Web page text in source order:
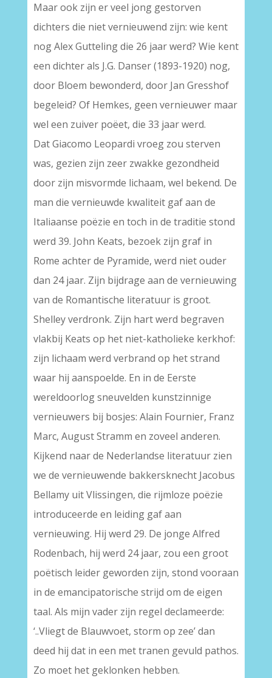
Maar ook zijn er veel jong gestorven
dichters die niet vernieuwend zijn: wie kent
nog Alex Gutteling die 26 jaar werd? Wie kent
een dichter als J.G. Danser (1893-1920) nog,
door Bloem bewonderd, door Jan Gresshof
begeleid? Of Hemkes, geen vernieuwer maar
wel een zuiver poëet, die 33 jaar werd.
Dat Giacomo Leopardi vroeg zou sterven
was, gezien zijn zeer zwakke gezondheid
door zijn misvormde lichaam, wel bekend. De
man die vernieuwde kwaliteit gaf aan de
Italiaanse poëzie en toch in de traditie stond
werd 39. John Keats, bezoek zijn graf in
Rome achter de Pyramide, werd niet ouder
dan 24 jaar. Zijn bijdrage aan de vernieuwing
van de Romantische literatuur is groot.
Shelley verdronk. Zijn hart werd begraven
vlakbij Keats op het niet-katholieke kerkhof:
zijn lichaam werd verbrand op het strand
waar hij aanspoelde. En in de Eerste
wereldoorlog sneuvelden kunstzinnige
vernieuwers bij bosjes: Alain Fournier, Franz
Marc, August Stramm en zoveel anderen.
Kijkend naar de Nederlandse literatuur zien
we de vernieuwende bakkersknecht Jacobus
Bellamy uit Vlissingen, die rijmloze poëzie
introduceerde en leiding gaf aan
vernieuwing. Hij werd 29. De jonge Alfred
Rodenbach, hij werd 24 jaar, zou een groot
poëtisch leider geworden zijn, stond vooraan
in de emancipatorische strijd om de eigen
taal. Als mijn vader zijn regel declameerde:
‘..Vliegt de Blauwvoet, storm op zee’ dan
deed hij dat in een met tranen gevuld pathos.
Zo moet het geklonken hebben.